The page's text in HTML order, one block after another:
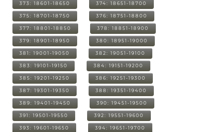
373: 18601-18650 374: 18651-18700
375: 18701-18750 376: 18751-18800
377: 18801-18850 378: 18851-18900
379: 18901-18950 380: 18951-19000
381: 19001-19050 382: 19051-19100
383: 19101-19150 384: 19151-19200
385: 19201-19250 386: 19251-19300
387: 19301-19350 388: 19351-19400
389: 19401-19450 390: 19451-19500
391: 19501-19550 392: 19551-19600
393: 19601-19650 394: 19651-19700